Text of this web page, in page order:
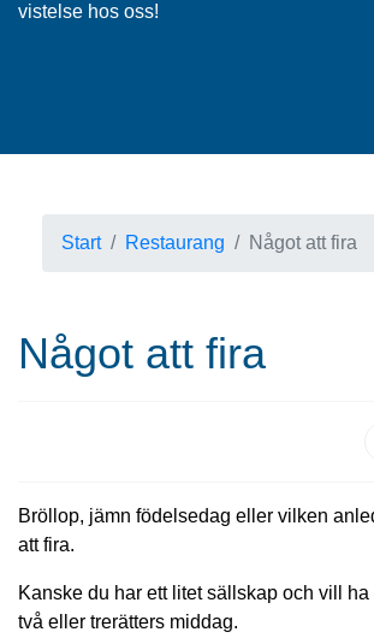
vistelse hos oss!
Start Restaurang Något att fira
Något att fira
Bröllop, jämn födelsedag eller vilken
att fira.
Kanske du har ett litet sällskap och vill
två eller trerätters middag.